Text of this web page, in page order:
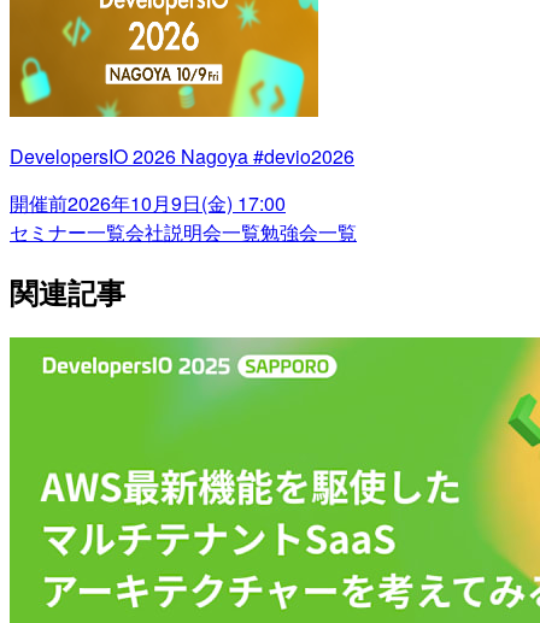
DevelopersIO 2026 Nagoya #devio2026
開催前2026年10月9日(金) 17:00
セミナー一覧会社説明会一覧勉強会一覧
関連記事